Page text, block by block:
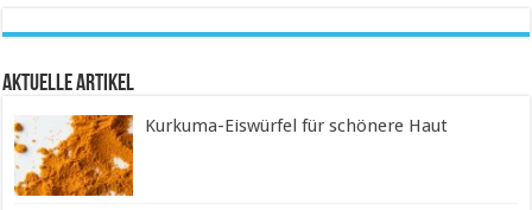
Aktuelle Artikel
Kurkuma-Eiswürfel für schönere Haut